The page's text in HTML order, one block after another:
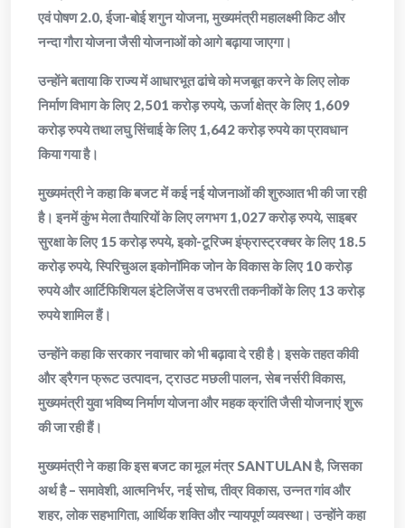
एवं पोषण 2.0, ईजा-बोई शगुन योजना, मुख्यमंत्री महालक्ष्मी किट और
नन्दा गौरा योजना जैसी योजनाओं को आगे बढ़ाया जाएगा।
उन्होंने बताया कि राज्य में आधारभूत ढांचे को मजबूत करने के लिए लोक
निर्माण विभाग के लिए 2,501 करोड़ रुपये, ऊर्जा क्षेत्र के लिए 1,609
करोड़ रुपये तथा लघु सिंचाई के लिए 1,642 करोड़ रुपये का प्रावधान
किया गया है।
मुख्यमंत्री ने कहा कि बजट में कई नई योजनाओं की शुरुआत भी की जा रही
है। इनमें कुंभ मेला तैयारियों के लिए लगभग 1,027 करोड़ रुपये, साइबर
सुरक्षा के लिए 15 करोड़ रुपये, इको-टूरिज्म इंफ्रास्ट्रक्चर के लिए 18.5
करोड़ रुपये, स्पिरिचुअल इकोनॉमिक जोन के विकास के लिए 10 करोड़
रुपये और आर्टिफिशियल इंटेलिजेंस व उभरती तकनीकों के लिए 13 करोड़
रुपये शामिल हैं।
उन्होंने कहा कि सरकार नवाचार को भी बढ़ावा दे रही है। इसके तहत कीवी
और ड्रैगन फ्रूट उत्पादन, ट्राउट मछली पालन, सेब नर्सरी विकास,
मुख्यमंत्री युवा भविष्य निर्माण योजना और महक क्रांति जैसी योजनाएं शुरू
की जा रही हैं।
मुख्यमंत्री ने कहा कि इस बजट का मूल मंत्र SANTULAN है, जिसका
अर्थ है – समावेशी, आत्मनिर्भर, नई सोच, तीव्र विकास, उन्नत गांव और
शहर, लोक सहभागिता, आर्थिक शक्ति और न्यायपूर्ण व्यवस्था। उन्होंने कहा